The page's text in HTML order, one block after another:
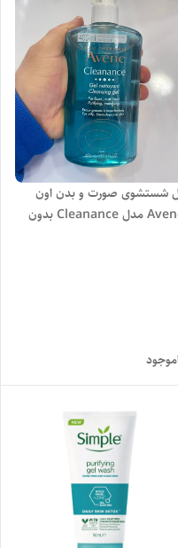
شستشوی صورت و بدن اون
Avene مدل Cleanance بدون